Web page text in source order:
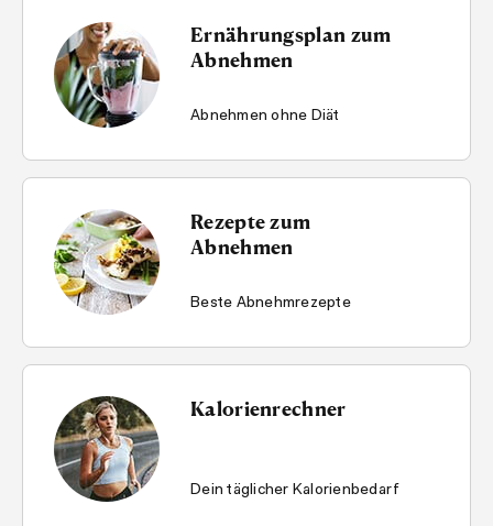
Ernährungsplan zum
Abnehmen
Abnehmen ohne Diät
Rezepte zum
Abnehmen
Beste Abnehmrezepte
Kalorienrechner
Dein täglicher Kalorienbedarf